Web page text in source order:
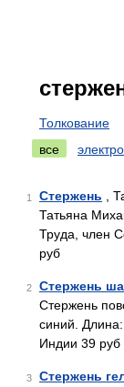
Толкование
все
1 Стержень ,
Татьяна
Труда, член
руб
2 Стержень
Стержень
синий.
Индии 39 руб
3
Стержень